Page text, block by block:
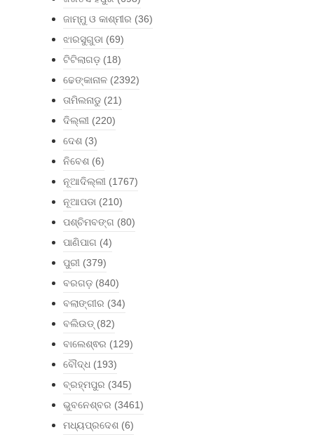
ଜାମ୍ମୁ ଓ କାଶ୍ମୀର (36)
ଝାରସୁଗୁଡା (69)
ଟିଟିଲାଗଡ଼ (18)
ଢେଙ୍କାନାଳ (2392)
ତାମିଲନାଡୁ (21)
ଦିଲ୍ଲୀ (220)
ଦେଶ (3)
ନିବେଶ (6)
ନୂଆଦିଲ୍ଲୀ (1767)
ନୂଆପଡା (210)
ପଶ୍ଚିମବଙ୍ଗ (80)
ପାଣିପାଗ (4)
ପୁରୀ (379)
ବରଗଡ଼ (840)
ବଲାଙ୍ଗୀର (34)
ବଲିଉଡ୍ (82)
ବାଲେଶ୍ଵର (129)
ବୌଦ୍ଧ (193)
ବ୍ରହ୍ମପୁର (345)
ଭୁବନେଶ୍ବର (3461)
ମଧ୍ୟପ୍ରଦେଶ (6)